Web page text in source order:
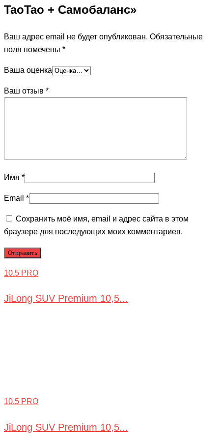
TaoTao + Самобаланс»
Ваш адрес email не будет опубликован. Обязательные
поля помечены *
Ваша оценка
Ваш отзыв *
Имя *
Email *
Сохранить моё имя, email и адрес сайта в этом
браузере для последующих моих комментариев.
10.5 PRO
JiLong SUV Premium 10,5...
10.5 PRO
JiLong SUV Premium 10,5...